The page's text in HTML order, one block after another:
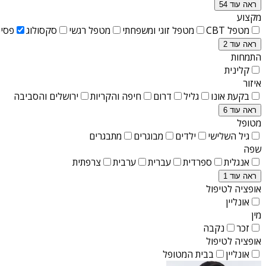
ראה עוד 54
מקצוע
מטפל CBT
מטפל זוגי ומשפחתי מטפל רגשי סקסולוג
ראה עוד 2
התמחות
קלינית
איזור
בקעת אונו
גליל דרום חיפה והקריות ירושלים והסביבה
ראה עוד 6
מטופל
גיל השלישי
ילדים מבוגרים
מתבגרים
שפה
אנגלית
ספרדית עברית ערבית צרפתית
ראה עוד 1
אופציה לטיפול
אונליין
מין
זכר
נקבה
אופציה לטיפול
אונליין
בבית המטופל